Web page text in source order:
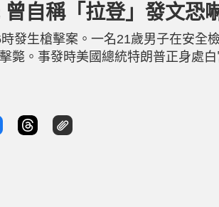
自稱「拉登」發文恐
發生槍擊案。一名21歲男子在安全
斃。事發時美國總統特朗普正身處
男子靠近位於17街與賓夕法尼亞大
即鳴槍反制，疑犯中彈後送院證實不